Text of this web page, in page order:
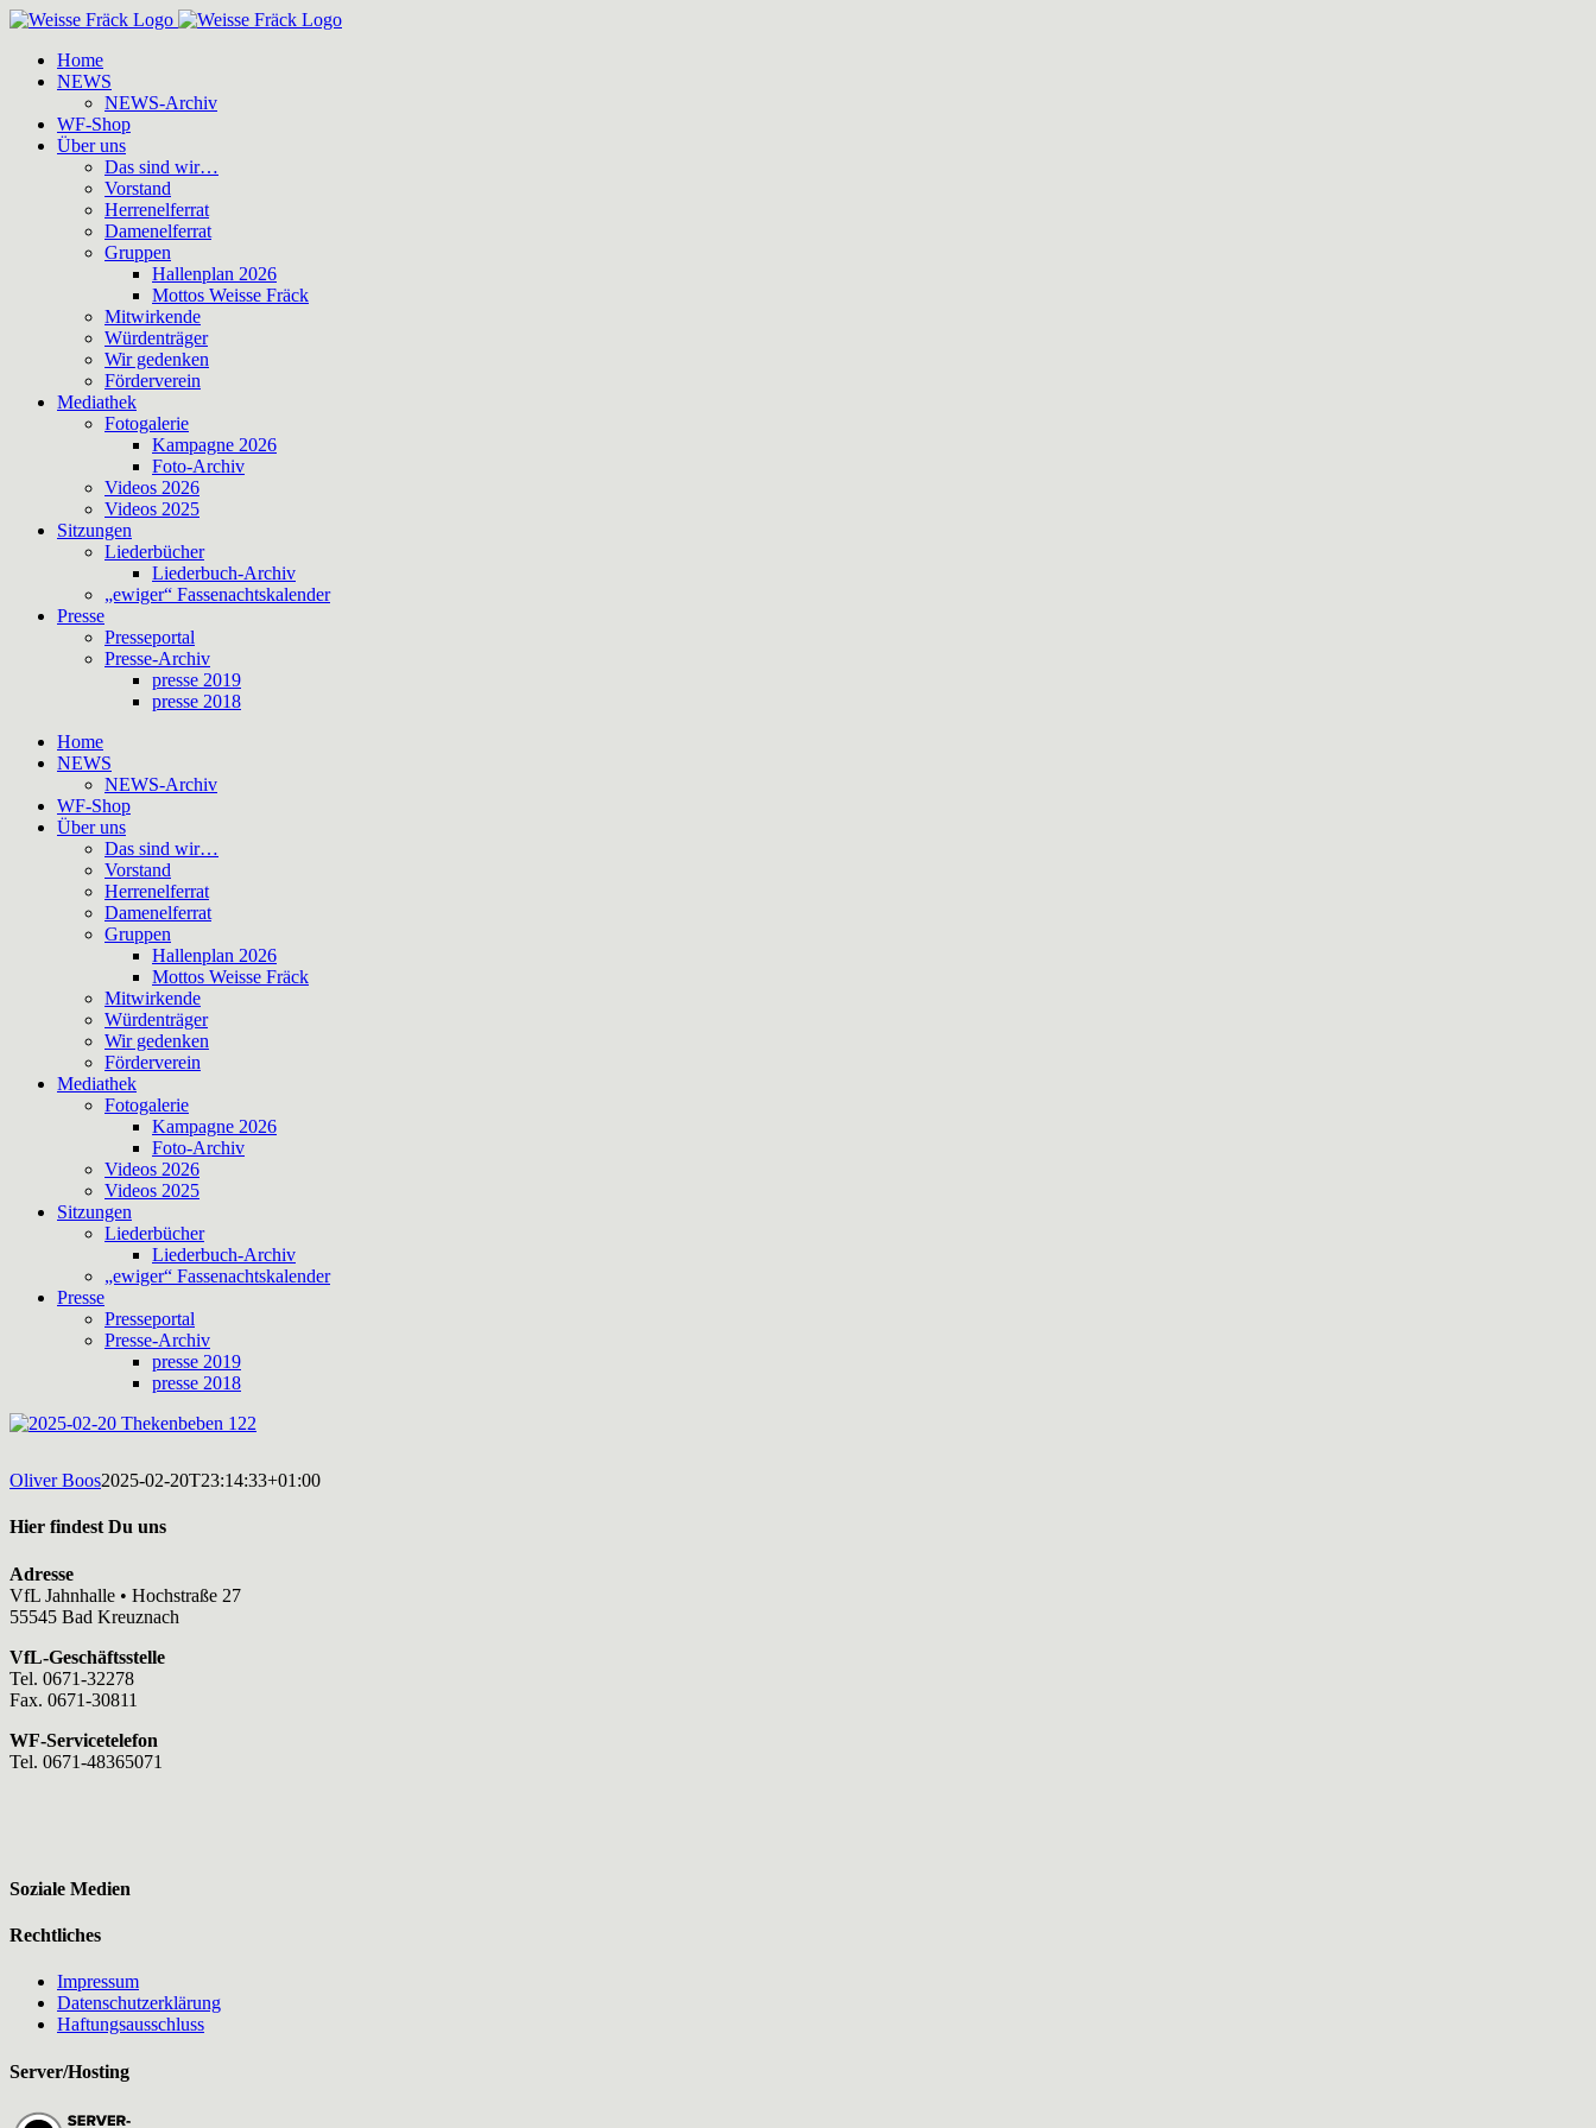
Zum
springenHome
NEWS
NEWS-Archiv
WF-Shop
Über uns
Das sind wir…
Vorstand
Herrenelferrat
Damenelferrat
Gruppen
Hallenplan 2026
Mottos Weisse Fräck
Mitwirkende
Würdenträger
Wir gedenken
Förderverein
Mediathek
Fotogalerie
Kampagne 2026
Foto-Archiv
Videos 2026
Videos 2025
Sitzungen
Liederbücher
Liederbuch-Archiv
„ewiger“ Fassenachtskalender
Presse
Presseportal
Presse-Archiv
presse 2019
presse 2018
Home
NEWS
NEWS-Archiv
WF-Shop
Über uns
Das sind wir…
Vorstand
Herrenelferrat
Damenelferrat
Gruppen
Hallenplan 2026
Mottos Weisse Fräck
Mitwirkende
Würdenträger
Wir gedenken
Förderverein
Mediathek
Fotogalerie
Kampagne 2026
Foto-Archiv
Videos 2026
Videos 2025
Sitzungen
Liederbücher
Liederbuch-Archiv
„ewiger“ Fassenachtskalender
Presse
Presseportal
Presse-Archiv
presse 2019
presse 2018
Oliver Boos2025-02-20T23:14:33+01:00
Hier findest Du uns
Adresse
VfL Jahnhalle • Hochstraße 27
55545 Bad Kreuznach
VfL-Geschäftsstelle
Tel. 0671-32278
Fax. 0671-30811
WF-Servicetelefon
Tel. 0671-48365071
Soziale Medien
Rechtliches
Impressum
Datenschutzerklärung
Haftungsausschluss
Server/Hosting